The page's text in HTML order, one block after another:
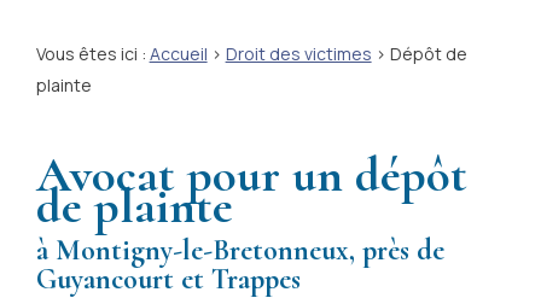
Vous êtes ici : Accueil > Droit des victimes > Dépôt de
plainte
Avocat pour un dépôt
de plainte
à Montigny-le-Bretonneux, près de
Guyancourt et Trappes